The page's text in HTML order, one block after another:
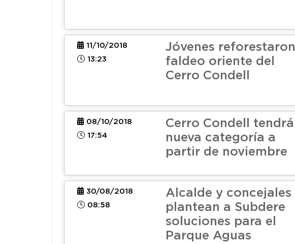
11/10/2018
13:23
Jóvenes reforestaron
faldeo oriente del
Cerro Condell
08/10/2018
17:54
Cerro Condell tendrá
nueva categoría a
partir de noviembre
30/08/2018
08:58
Alcalde y concejales
plantean a Subdere
soluciones para el
Parque Aguas